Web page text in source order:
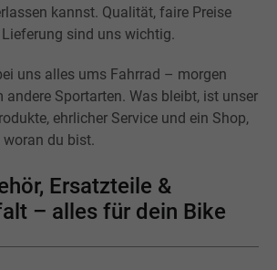
kannst. Qualität, faire Preise
sind uns wichtig.
uns alles ums Fahrrad – morgen
Sportarten. Was bleibt, ist unser
ehrlicher Service und ein Shop,
du bist.
Ersatzteile &
– alles für dein Bike